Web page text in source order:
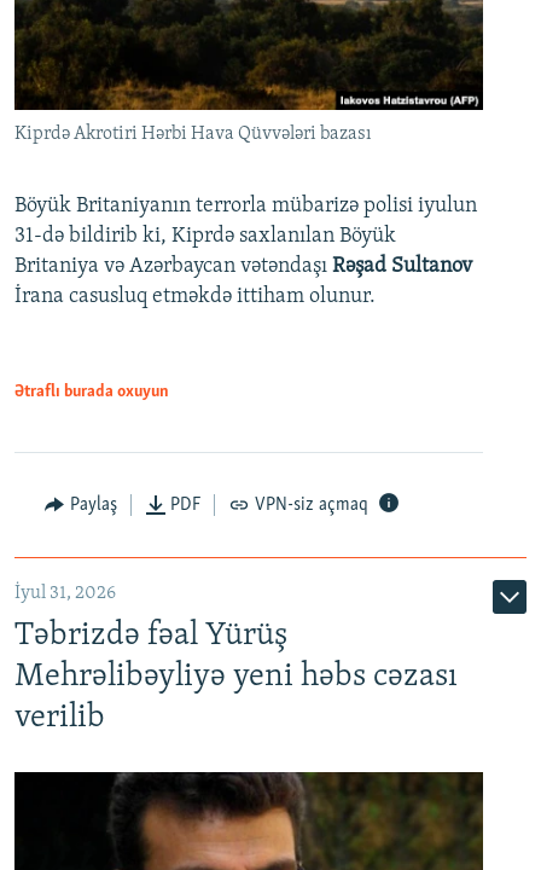
Kiprdə Akrotiri Hərbi Hava Qüvvələri bazası
Böyük Britaniyanın terrorla mübarizə polisi iyulun
31-də bildirib ki, Kiprdə saxlanılan Böyük
Britaniya və Azərbaycan vətəndaşı Rəşad Sultanov
İrana casusluq etməkdə ittiham olunur.
Ətraflı burada oxuyun
Paylaş PDF VPN-siz açmaq
İyul 31, 2026
Təbrizdə fəal Yürüş
Mehrəlibəyliyə yeni həbs cəzası
verilib